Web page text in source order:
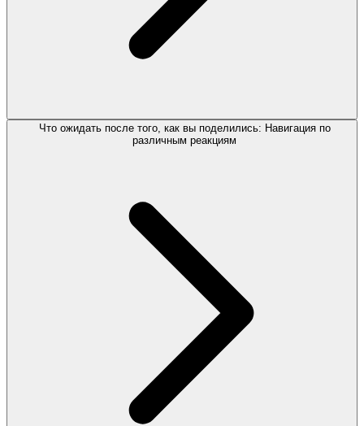
Что ожидать после того, как вы поделились: Навигация по
различным реакциям